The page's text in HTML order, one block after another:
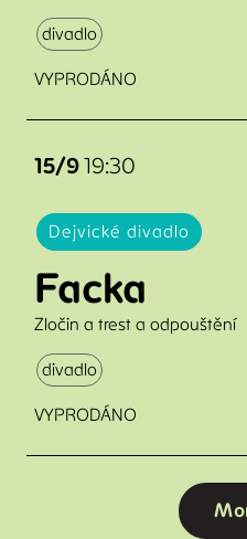
divadlo
VYPRODÁNO
15/919:30
Dejvické divadlo
Facka
Zločin a trest a odpouštění
divadlo
VYPRODÁNO